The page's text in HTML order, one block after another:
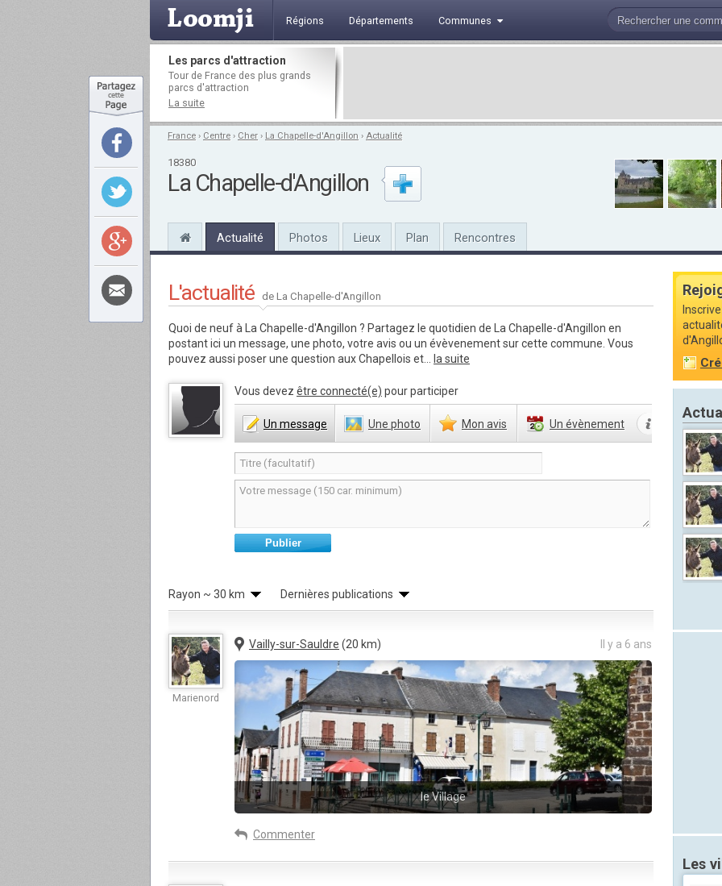
Régions Départements Communes
Les parcs d'attraction
Tour de France des plus grands
parcs d'attraction
La suite
France › Centre › Cher › La Chapelle-d'Angillon › Actualité
18380
La Chapelle-d'Angillon
Actualité Photos Lieux Plan Rencontres
L'actualité de La Chapelle-d'Angillon
Quoi de neuf à La Chapelle-d'Angillon ? Partagez le quotidien de La Chapelle-d'Angillon en
postant ici un message, une photo, votre avis ou un évèvenement sur cette commune. Vous
pouvez aussi poser une question aux Chapellois et...
la suite
Vous devez être connecté(e) pour participer
Un message Une photo Mon avis Un évènement
Publier
Rayon ~ 30 km Dernières publications
Marienord
Il y a 6 ans
Vailly-sur-Sauldre (20 km)
le Village
Commenter
Les